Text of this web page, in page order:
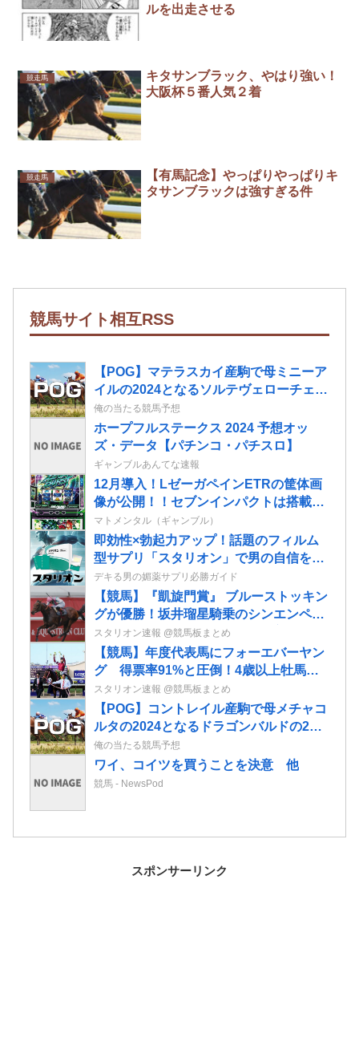
ルを出走させる
競走馬
キタサンブラック、やはり強い！
大阪杯５番人気２着
競走馬
【有馬記念】やっぱりやっぱりキ
タサンブラックは強すぎる件
競馬サイト相互RSS
【POG】マテラスカイ産駒で母ミニーア
イルの2024となるソルテヴェローチェの
2歳情報
俺の当たる競馬予想
ホープフルステークス 2024 予想オッ
ズ・データ【パチンコ・パチスロ】
ギャンブルあんてな速報
12月導入！LゼーガペインETRの筐体画
像が公開！！セブンインパクトは搭載さ
れてるっぽい！
マトメンタル（ギャンブル）
即効性×勃起力アップ！話題のフィルム
型サプリ「スタリオン」で男の自信を取
り戻せ！
デキる男の媚薬サプリ必勝ガイド
【競馬】『凱旋門賞』 ブルーストッキン
グが優勝！坂井瑠星騎乗のシンエンペラ
ー、武豊騎乗のアルリファーは着外に沈
む…
スタリオン速報 @競馬板まとめ
【競馬】年度代表馬にフォーエバーヤン
グ 得票率91%と圧倒！4歳以上牡馬、
ダートと合わせて三冠
スタリオン速報 @競馬板まとめ
【POG】コントレイル産駒で母メチャコ
ルタの2024となるドラゴンバルドの2歳
情報
俺の当たる競馬予想
ワイ、コイツを買うことを決意 他
競馬 - NewsPod
スポンサーリンク